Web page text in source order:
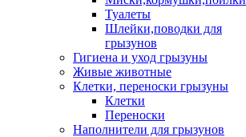
Туалеты
Шлейки,поводки для
грызунов
Гигиена и уход грызуны
Живые животные
Клетки, переноски грызуны
Клетки
Переноски
Наполнители для грызунов